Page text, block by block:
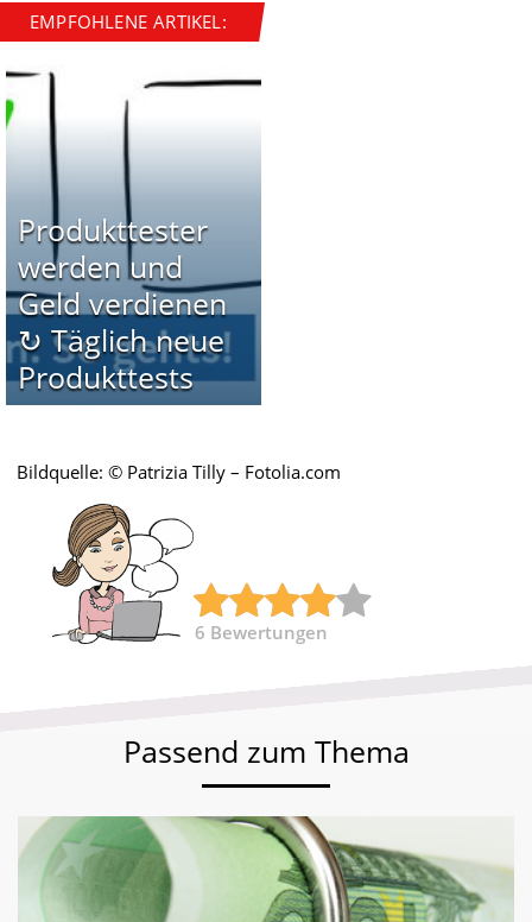
EMPFOHLENE ARTIKEL:
Produkttester
werden und
Geld verdienen
↻ Täglich neue
Produkttests
Bildquelle: © Patrizia Tilly – Fotolia.com
6 Bewertungen
Passend zum Thema